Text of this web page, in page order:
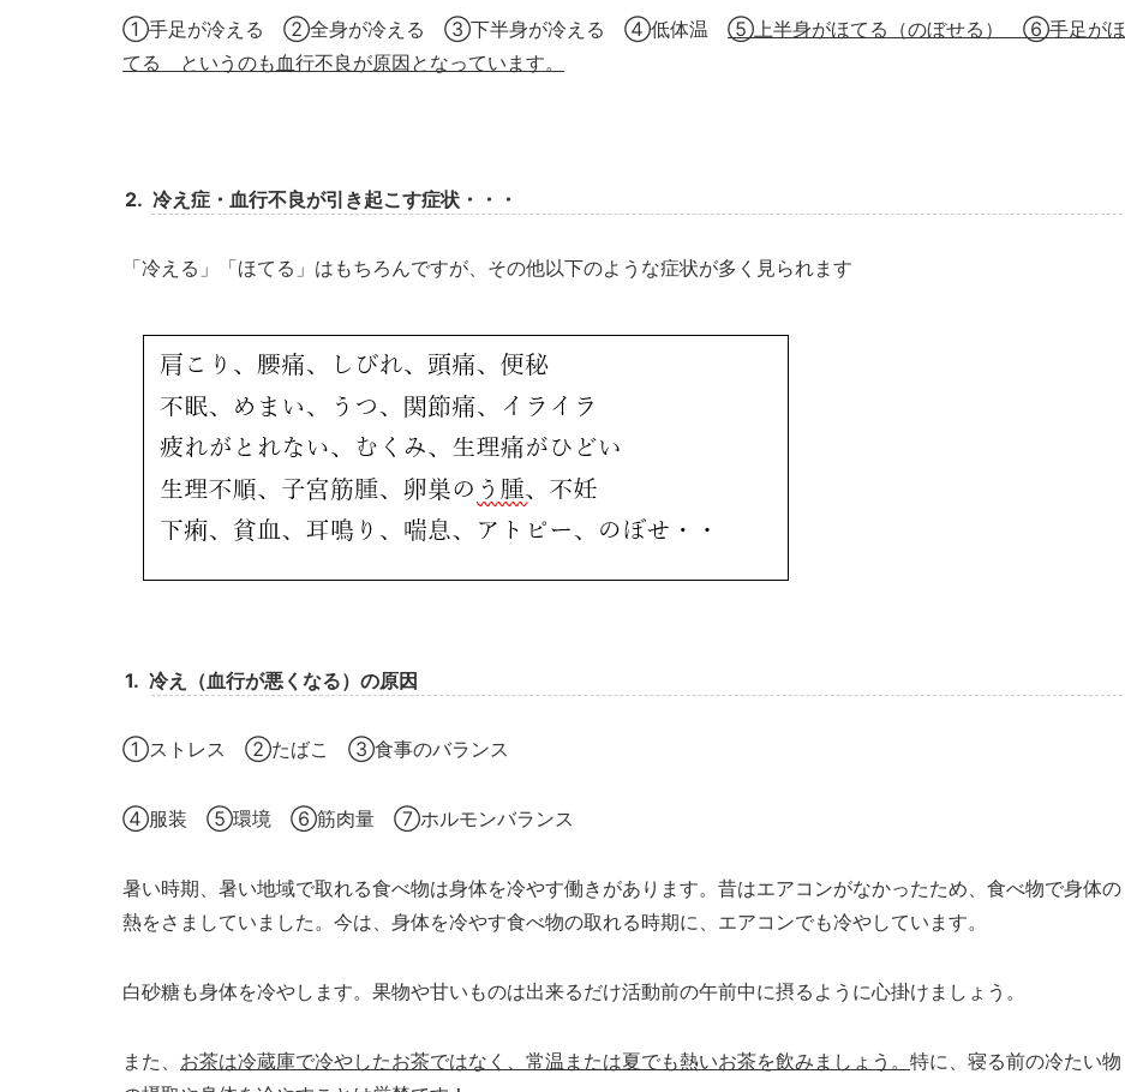
①手足が冷える ②全身が冷える ③下半身が冷える ④低体温 ⑤上半身がほてる（のぼせる） ⑥手足がほ
てる というのも血行不良が原因となっています。
2. 冷え症・血行不良が引き起こす症状・・・
「冷える」「ほてる」はもちろんですが、その他以下のような症状が多く見られます
1. 冷え（血行が悪くなる）の原因
①ストレス ②たばこ ③食事のバランス
④服装 ⑤環境 ⑥筋肉量 ⑦ホルモンバランス
暑い時期、暑い地域で取れる食べ物は身体を冷やす働きがあります。昔はエアコンがなかったため、食べ物で身体の
熱をさましていました。今は、身体を冷やす食べ物の取れる時期に、エアコンでも冷やしています。
白砂糖も身体を冷やします。果物や甘いものは出来るだけ活動前の午前中に摂るように心掛けましょう。
また、 お茶は冷蔵庫で冷やしたお茶ではなく、常温または夏でも熱いお茶を飲みましょう。 特に、寝る前の冷たい物